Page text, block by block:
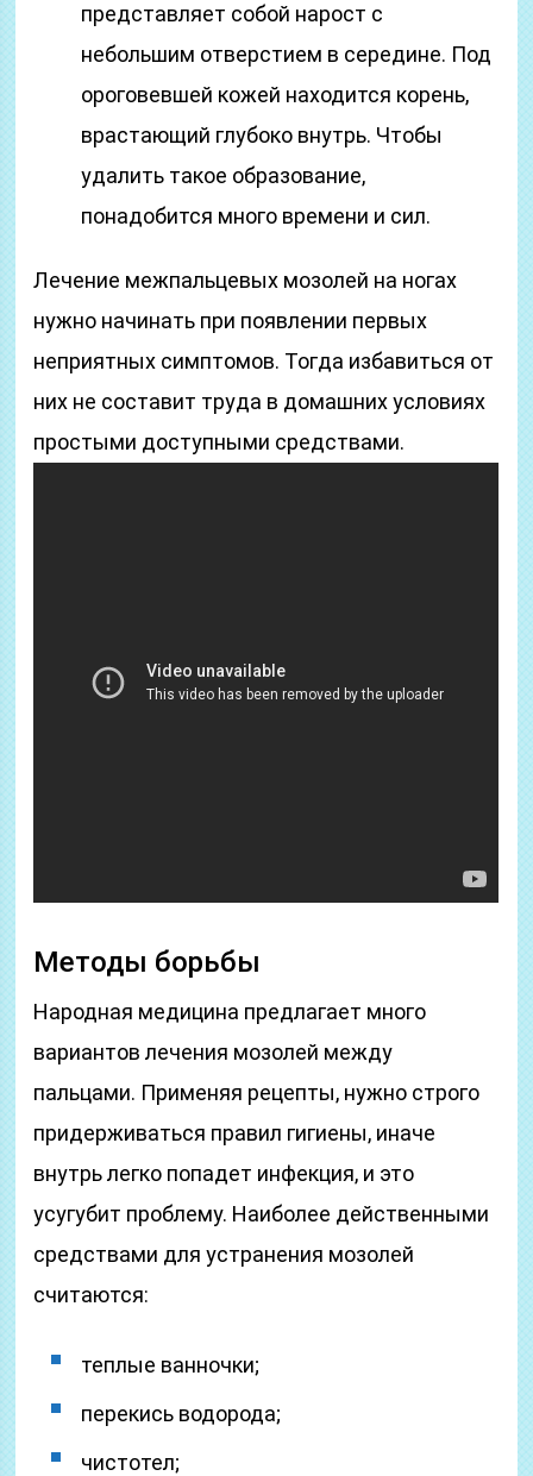
представляет собой нарост с
небольшим отверстием в середине. Под
ороговевшей кожей находится корень,
врастающий глубоко внутрь. Чтобы
удалить такое образование,
понадобится много времени и сил.
Лечение межпальцевых мозолей на ногах
нужно начинать при появлении первых
неприятных симптомов. Тогда избавиться от
них не составит труда в домашних условиях
простыми доступными средствами.
Методы борьбы
Народная медицина предлагает много
вариантов лечения мозолей между
пальцами. Применяя рецепты, нужно строго
придерживаться правил гигиены, иначе
внутрь легко попадет инфекция, и это
усугубит проблему. Наиболее действенными
средствами для устранения мозолей
считаются:
теплые ванночки;
перекись водорода;
чистотел;